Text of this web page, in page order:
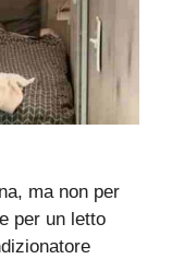
ma non per
per un letto